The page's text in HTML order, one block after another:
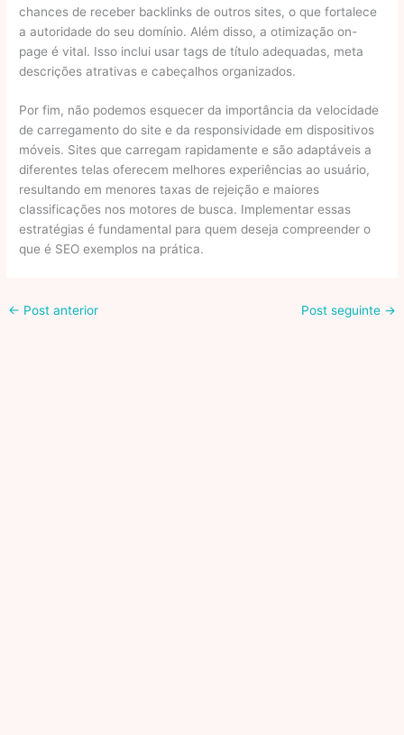
chances de receber backlinks de outros sites, o que fortalece
a autoridade do seu domínio. Além disso, a otimização on-
page é vital. Isso inclui usar tags de título adequadas, meta
descrições atrativas e cabeçalhos organizados.
Por fim, não podemos esquecer da importância da velocidade
de carregamento do site e da responsividade em dispositivos
móveis. Sites que carregam rapidamente e são adaptáveis a
diferentes telas oferecem melhores experiências ao usuário,
resultando em menores taxas de rejeição e maiores
classificações nos motores de busca. Implementar essas
estratégias é fundamental para quem deseja compreender o
que é SEO exemplos na prática.
← Post anterior Post seguinte →